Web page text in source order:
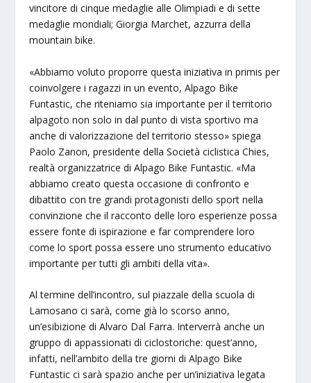
vincitore di cinque medaglie alle Olimpiadi e di sette
medaglie mondiali; Giorgia Marchet, azzurra della
mountain bike.
«Abbiamo voluto proporre questa iniziativa in primis per
coinvolgere i ragazzi in un evento, Alpago Bike
Funtastic, che riteniamo sia importante per il territorio
alpagoto non solo in dal punto di vista sportivo ma
anche di valorizzazione del territorio stesso» spiega
Paolo Zanon, presidente della Società ciclistica Chies,
realtà organizzatrice di Alpago Bike Funtastic. «Ma
abbiamo creato questa occasione di confronto e
dibattito con tre grandi protagonisti dello sport nella
convinzione che il racconto delle loro esperienze possa
essere fonte di ispirazione e far comprendere loro
come lo sport possa essere uno strumento educativo
importante per tutti gli ambiti della vita».
Al termine dell’incontro, sul piazzale della scuola di
Lamosano ci sarà, come già lo scorso anno,
un’esibizione di Alvaro Dal Farra. Interverrà anche un
gruppo di appassionati di ciclostoriche: quest’anno,
infatti, nell’ambito della tre giorni di Alpago Bike
Funtastic ci sarà spazio anche per un’iniziativa legata